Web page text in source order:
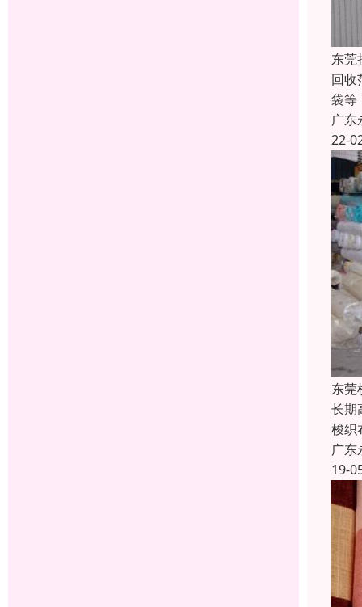
东莞
回
袋
广东
22-
东莞
长期
梭织
广东
19-